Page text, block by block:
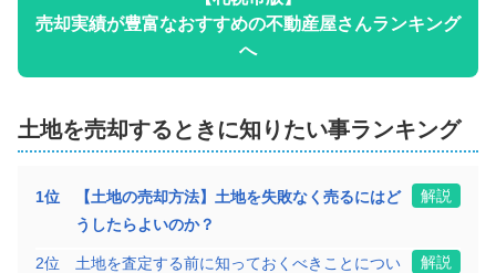
売却実績が豊富なおすすめの不動産屋さんランキング
へ
土地を売却するときに知りたい事ランキング
1位
【土地の売却方法】土地を失敗なく売るにはど
うしたらよいのか？
解説
2位
土地を査定する前に知っておくべきことについ
解説